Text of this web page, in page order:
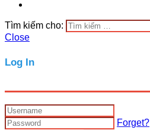
Tìm kiếm cho:
Close
Log In
Forget?